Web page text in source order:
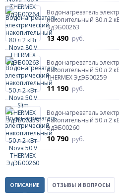
Водонагреватель
накопительный 80 л 2
ЭдЭБ00263
13 490 руб.
Водонагреватель
накопительный 50 л 2
THERMEX ЭдЭБ00259
11 190 руб.
Водонагреватель
накопительный 50 л 2
ЭдЭБ00260
10 790 руб.
ОПИСАНИЕ ОТЗЫВЫ И ВОПРОСЫ